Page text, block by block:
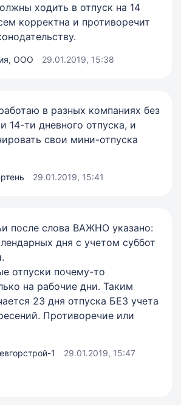
ходить в отпуск на 14
корректна и противоречит
ООО 29.01.2019, 15:38
в разных компаниях без
14-ти дневного отпуска, и
свои мини-отпуска
29.01.2019, 15:41
после слова ВАЖНО указано:
дня с учетом суббот
отпуски почему-то
на рабочие дни. Таким
23 дня отпуска БЕЗ учета
Противоречие или
1 29.01.2019, 15:47